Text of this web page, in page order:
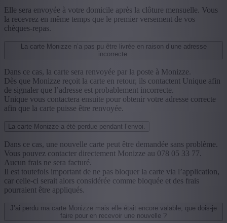
Elle sera envoyée à votre domicile après la clôture mensuelle. Vous
la recevrez en même temps que le premier versement de vos
chèques-repas.
La carte Monizze n’a pas pu être livrée en raison d’une adresse
incorrecte.
Dans ce cas, la carte sera renvoyée par la poste à Monizze.
Dès que Monizze reçoit la carte en retour, ils contactent Unique afin
de signaler que l’adresse est probablement incorrecte.
Unique vous contactera ensuite pour obtenir votre adresse correcte
afin que la carte puisse être renvoyée.
La carte Monizze a été perdue pendant l’envoi.
Dans ce cas, une nouvelle carte peut être demandée sans problème.
Vous pouvez contacter directement Monizze au 078 05 33 77.
Aucun frais ne sera facturé.
Il est toutefois important de ne pas bloquer la carte via l’application,
car celle-ci serait alors considérée comme bloquée et des frais
pourraient être appliqués.
J’ai perdu ma carte Monizze mais elle était encore valable, que dois-je
faire pour en recevoir une nouvelle ?